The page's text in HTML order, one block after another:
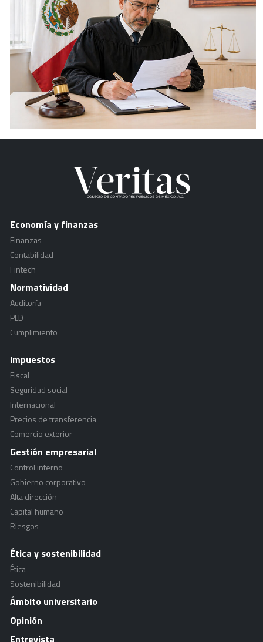
Economía y finanzas
Finanzas
Contabilidad
Fintech
Normatividad
Auditoría
PLD
Cumplimiento
Impuestos
Fiscal
Seguridad social
Internacional
Precios de transferencia
Comercio exterior
Gestión empresarial
Control interno
Gobierno corporativo
Alta dirección
Capital humano
Riesgos
Ética y sostenibilidad
Ética
Sostenibilidad
Ámbito universitario
Opinión
Entrevista